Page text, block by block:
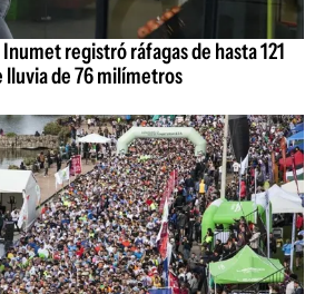
registró ráfagas de hasta 121
lluvia de 76 milímetros